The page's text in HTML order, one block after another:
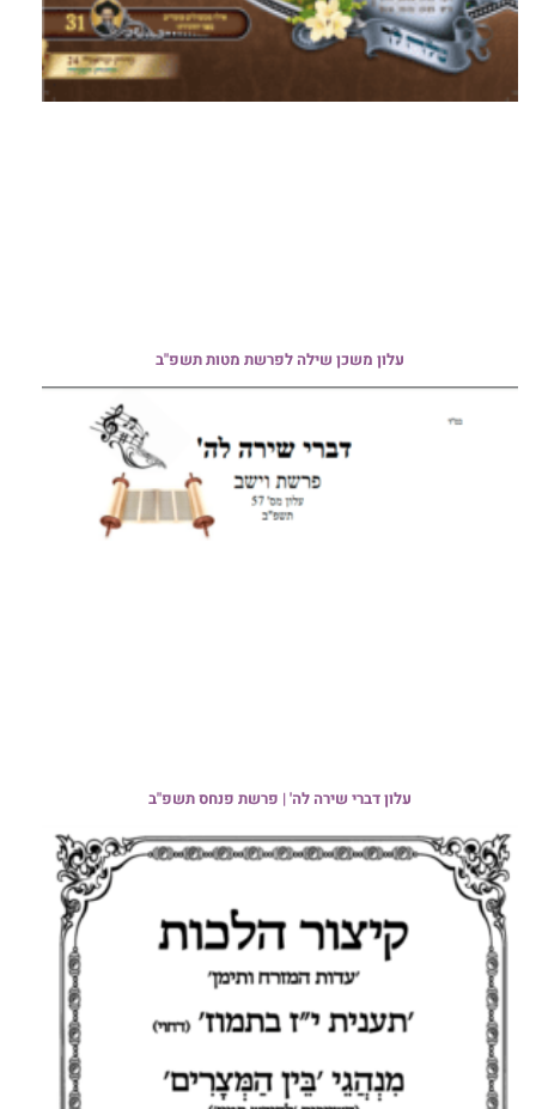
עלון משכן שילה לפרשת מטות תשפ"ב
עלון דברי שירה לה' | פרשת פנחס תשפ"ב